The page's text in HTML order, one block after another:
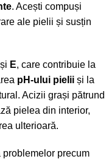
. Acești compuși
ale pielii și susțin
și E, care contribuie la
pH-ului pielii și la
Acizii grași pătrund
pielea din interior,
ulterioară.
precum